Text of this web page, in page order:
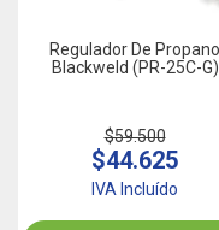
Regulador De Propano
Blackweld (PR-25C-G)
$59.500
$44.625
IVA Incluído